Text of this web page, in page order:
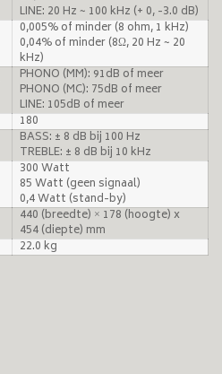
LINE: 20 Hz ~ 100 kHz (+ 0, -3.0 dB)
0,005% of minder (8 ohm, 1 kHz)
0,04% of minder (8Ω, 20 Hz ~ 20
kHz)
PHONO (MM): 91dB of meer
PHONO (MC): 75dB of meer
LINE: 105dB of meer
180
BASS: ± 8 dB bij 100 Hz
TREBLE: ± 8 dB bij 10 kHz
300 Watt
85 Watt (geen signaal)
0,4 Watt (stand-by)
440 (breedte) × 178 (hoogte) x
454 (diepte) mm
22.0 kg